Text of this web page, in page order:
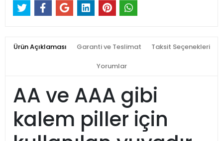
Ürün Açıklaması Garanti ve Teslimat Taksit Seçenekleri
Yorumlar
AA ve AAA gibi
kalem piller için